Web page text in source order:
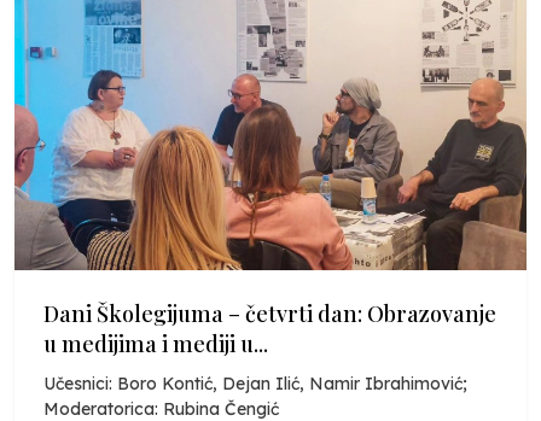
Dani Školegijuma – četvrti dan: Obrazovanje
u medijima i mediji u...
Učesnici: Boro Kontić, Dejan Ilić, Namir Ibrahimović;
Moderatorica: Rubina Čengić